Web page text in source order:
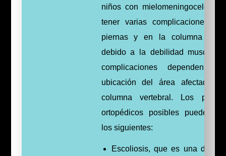
niños con mielomeningocele
tener varias complicaciones
piernas y en la columna
debido a la debilidad muscular.
complicaciones dependen
ubicación del área afectada
columna vertebral. Los
ortopédicos posibles pueden
los siguientes:
Escoliosis, que es una